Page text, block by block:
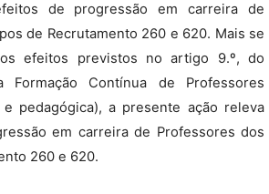
de progressão em carreira de
de Recrutamento 260 e 620. Mais se
efeitos previstos no artigo 9.º, do
Formação Contínua de Professores
pedagógica), a presente ação releva
em carreira de Professores dos
260 e 620.